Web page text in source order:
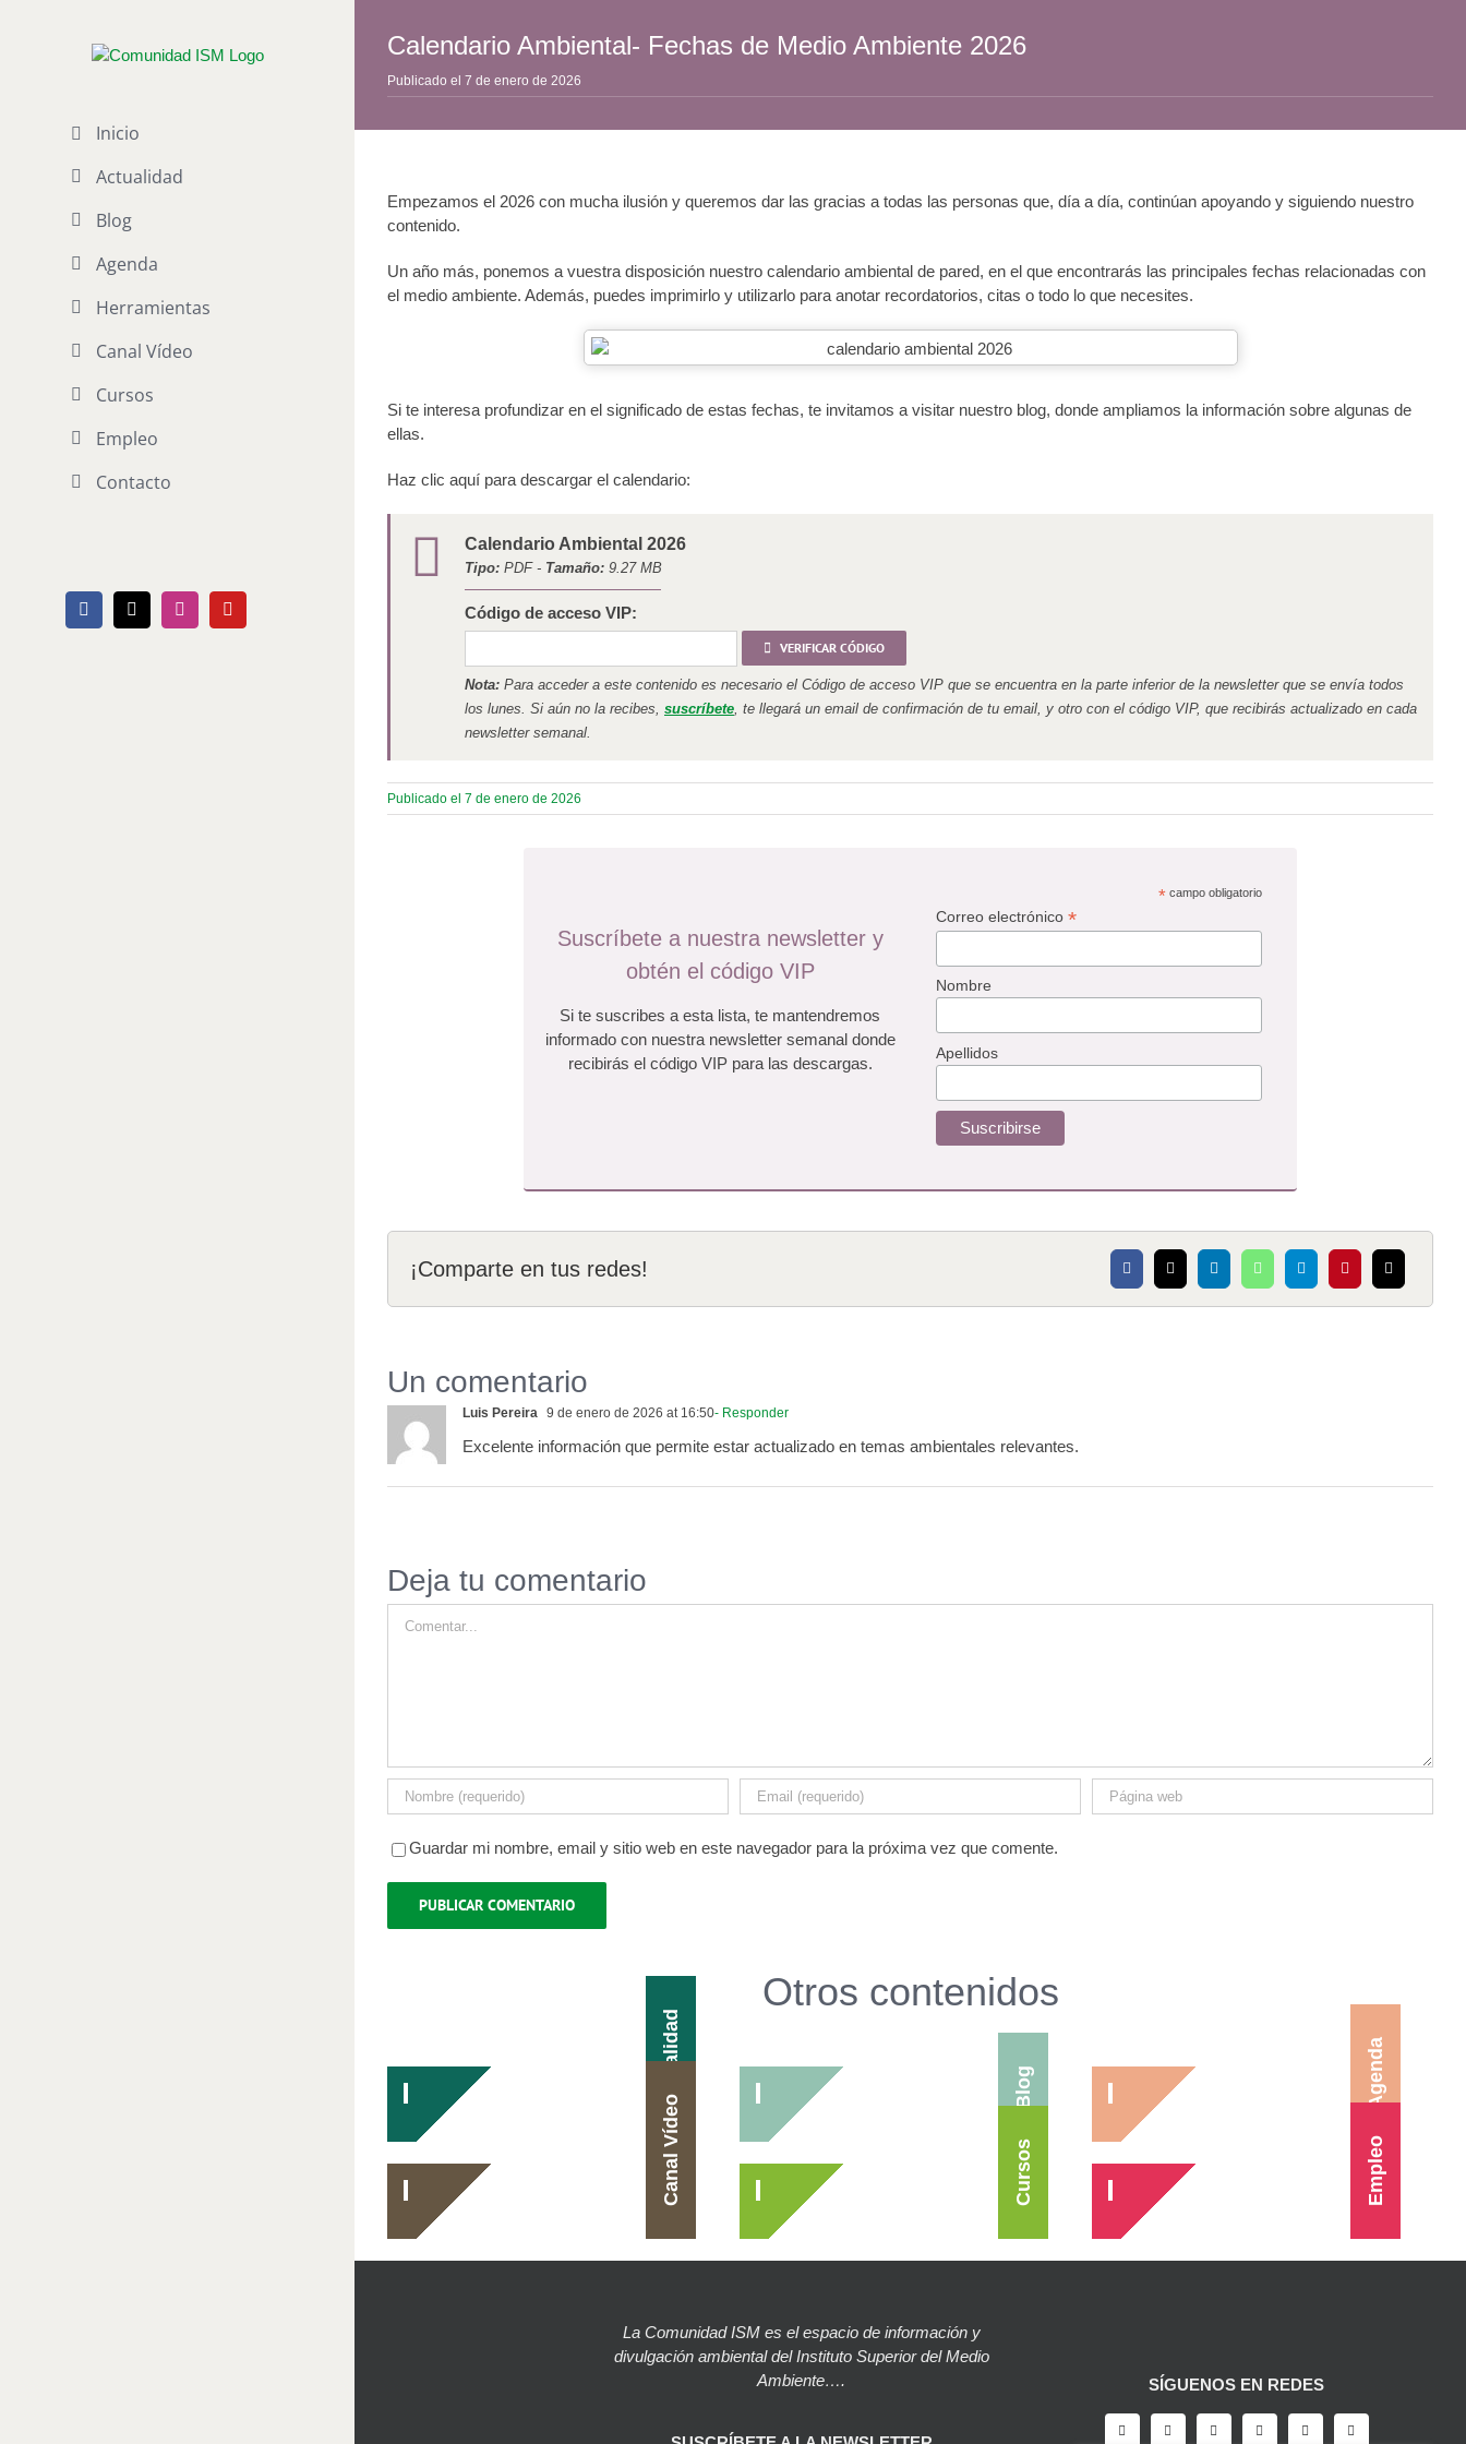
Inicio
Actualidad
Blog
Agenda
Herramientas
Canal Vídeo
Cursos
Empleo
Contacto
Facebook
X InstagramYouTube
Calendario Ambiental- Fechas de Medio Ambiente 2026
Publicado el 7 de enero de 2026
Empezamos el 2026 con mucha ilusión y queremos dar las gracias a todas las personas que, día a día, continúan apoyando y siguiendo nuestro
contenido.
Un año más, ponemos a vuestra disposición nuestro calendario ambiental de pared, en el que encontrarás las principales fechas relacionadas con
el medio ambiente. Además, puedes imprimirlo y utilizarlo para anotar recordatorios, citas o todo lo que necesites.
Si te interesa profundizar en el significado de estas fechas, te invitamos a visitar nuestro blog, donde ampliamos la información sobre algunas de
ellas.
Haz clic aquí para descargar el calendario:
Calendario Ambiental 2026
Tipo:PDF - Tamaño:9.27 MB
Código de acceso VIP:
VERIFICAR CÓDIGO
Nota:Para acceder a este contenido es necesario el Código de acceso VIP que se encuentra en la parte inferior de la newsletter que se envía todos
los lunes. Si aún no la recibes, suscríbete, te llegará un email de confirmación de tu email, y otro con el código VIP, que recibirás actualizado en cada
newsletter semanal.
Publicado el 7 de enero de 2026
Suscríbete a nuestra newsletter y
obtén el código VIP
Si te suscribes a esta lista, te mantendremos
informado con nuestra newsletter semanal donde
recibirás el código VIP para las descargas.
*campo obligatorio
Correo electrónico *
Nombre
Apellidos
¡Comparte en tus redes!
Un comentario
Luis Pereira 9 de enero de 2026 at 16:50- Responder
Excelente información que permite estar actualizado en temas ambientales relevantes.
Deja tu comentario
Guardar mi nombre, email y sitio web en este navegador para la próxima vez que comente.
Otros contenidos
Actualidad Blog Agenda
Canal Vídeo Cursos Empleo
La Comunidad ISM es el espacio de información y
divulgación ambiental del Instituto Superior del Medio
Ambiente….
SÍGUENOS EN REDES